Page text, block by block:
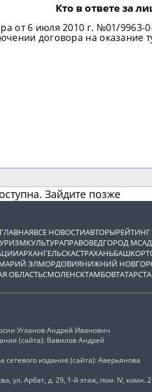
Кто в ответе за
от 6 июля 2010 г. №01/9963-
договора на оказание
Зайдите позже
ГЛАВНАЯВСЕ НОВОСТИАВТОРЫРЕЙТИНГ
КУЛЬТУРАПРАВОВЕДГОРОД М
АРХАНГЕЛЬСКАСТРАХАНЬ
ЭЛМОРДОВИЯНИЖНИЙ
ОБЛАСТЬСМОЛЕНСКТАМБОВ
Угланов Андрей Иванович
(сайта): Вавилов Андрей
сетевого издания (сайта): Аверьянова
ул. Арбат, д. 29, 1-й этаж, пом. IV, комн. 2